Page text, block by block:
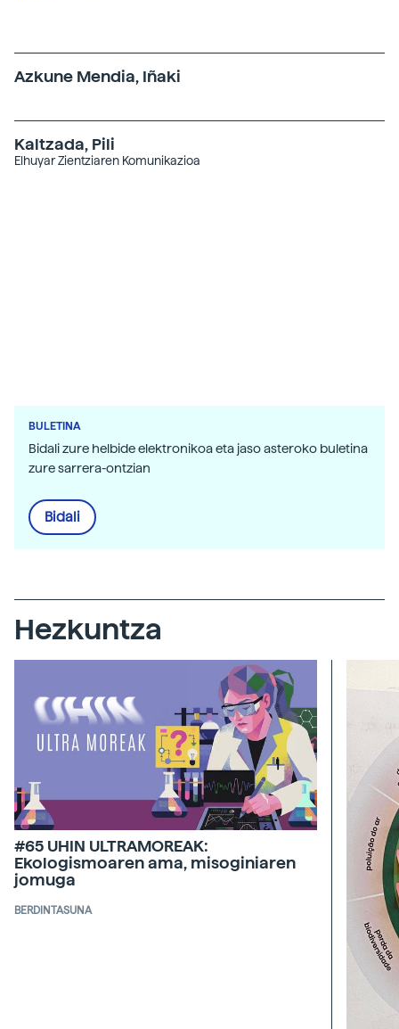
Azkune Mendia, Iñaki
Kaltzada, Pili
Elhuyar Zientziaren Komunikazioa
BULETINA
Bidali zure helbide elektronikoa eta jaso asteroko buletina
zure sarrera-ontzian
Bidali
Hezkuntza
#65 UHIN ULTRAMOREAK:
Ekologismoaren ama, misoginiaren
jomuga
BERDINTASUNA